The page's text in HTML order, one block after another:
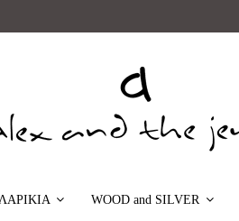
WOOD and SILVER